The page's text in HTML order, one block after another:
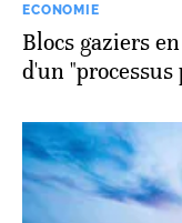
ECONOMIE
Blocs gaziers
d'un "processus